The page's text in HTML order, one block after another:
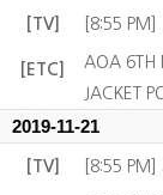
[TV] [8:55 PM]
[ETC]
AOA 6TH
JACKET
2019-11-21
[TV] [8:55 PM]